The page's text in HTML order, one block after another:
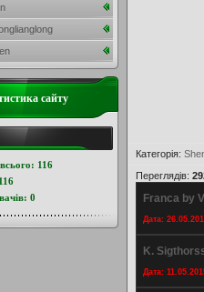
Категорія:
Переглядів:
Franca by
Дата:
K.
Дата:
сайту
116
116
0